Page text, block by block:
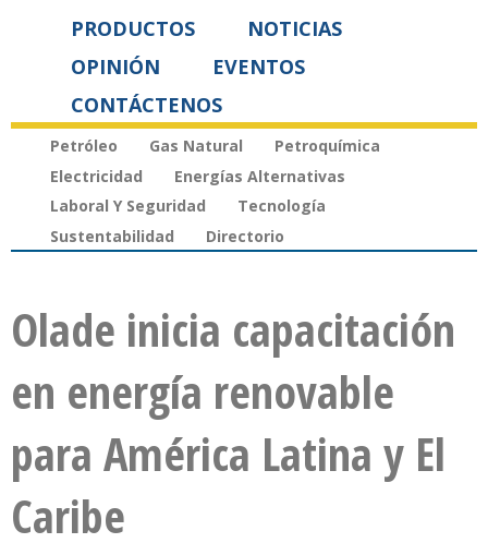
PRODUCTOS
NOTICIAS
OPINIÓN
EVENTOS
CONTÁCTENOS
Petróleo Gas Natural
Petroquímica
Electricidad
Energías Alternativas
Laboral Y Seguridad
Tecnología
Sustentabilidad
Directorio
Olade inicia capacitación
en energía renovable
para América Latina y El
Caribe